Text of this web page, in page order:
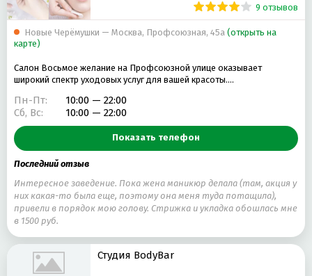
9 отзывов
Новые Черёмушки — Москва, Профсоюзная, 45а(открыть на
карте)
Салон Восьмое желание на Профсоюзной улице оказывает
широкий спектр уходовых услуг для вашей красоты.…
Пн-Пт:
10:00 — 22:00
Сб, Вс:
10:00 — 22:00
Показать телефон
Последний отзыв
Интересное заведение. Пока жена маникюр делала (там, акция у
них какая-то была еще, поэтому она меня туда потащила),
привели в порядок мою голову. Стрижка и укладка обошлась мне
в 1500 руб.
Студия BodyBar